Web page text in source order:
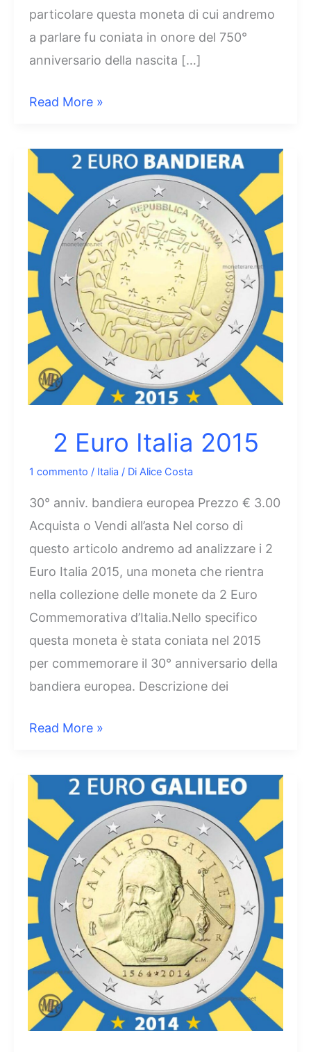
particolare questa moneta di cui andremo
a parlare fu coniata in onore del 750°
anniversario della nascita […]
2
Italia
2015
Dante
Read More »
2 Euro Italia 2015
1 commento / Italia / Di Alice Costa
30° anniv. bandiera europea Prezzo € 3.00
Acquista o Vendi all’asta Nel corso di
questo articolo andremo ad analizzare i 2
Euro Italia 2015, una moneta che rientra
nella collezione delle monete da 2 Euro
Commemorativa d’Italia.Nello specifico
questa moneta è stata coniata nel 2015
per commemorare il 30° anniversario della
bandiera europea. Descrizione dei
2
Italia
2015
Read More »